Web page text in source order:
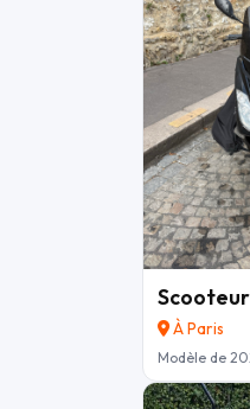
À Paris
Modèle de